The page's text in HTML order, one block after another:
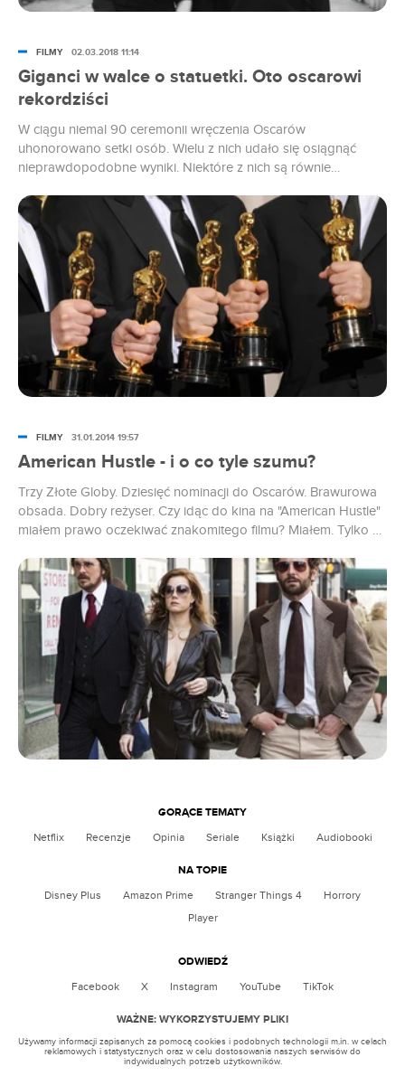
Giganci w walce o statuetki. Oto oscarowi
rekordziści
W ciągu niemal 90 ceremonii wręczenia Oscarów
uhonorowano setki osób. Wielu z nich udało się osiągnąć
nieprawdopodobne wyniki. Niektóre z nich są równie
FILMY 02.03.2018 11:14
American Hustle - i o co tyle szumu?
Trzy Złote Globy. Dziesięć nominacji do Oscarów. Brawurowa
obsada. Dobry reżyser. Czy idąc do kina na "American Hustle"
miałem prawo oczekiwać znakomitego filmu? Miałem. Tylko że
FILMY 31.01.2014 19:57
WAŻNE: WYKORZYSTUJEMY PLIKI
Używamy informacji zapisanych za pomocą cookies i podobnych technologii m.in. w celach
reklamowych i statystycznych oraz w celu dostosowania naszych serwisów do
indywidualnych potrzeb użytkowników.
GORĄCE TEMATY
Netflix Recenzje Opinia Seriale Książki Audiobooki
NA TOPIE
Disney Plus Amazon Prime Stranger Things 4
Horrory
Player
ODWIEDŹ
Facebook X Instagram YouTube TikTok